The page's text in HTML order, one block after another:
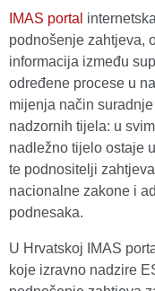
IMAS portal
podnošenje zahtjeva,
informacija između
određene procese u
mijenja način
nadzornih tijela: u
nadležno tijelo ostaje
te podnositelji
nacionalne zakone i
podnesaka.
U Hrvatskoj IMAS
koje izravno nadzire